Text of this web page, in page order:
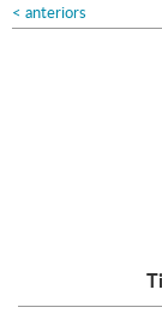
< anteriors